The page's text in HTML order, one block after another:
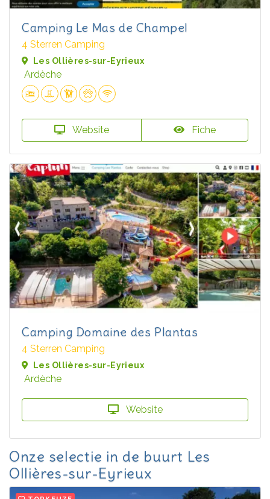
Camping Le Mas de Champel
4 Sterren Camping
Les Ollières-sur-Eyrieux
Ardèche
Website Fiche
Camping Domaine des Plantas
4 Sterren Camping
Les Ollières-sur-Eyrieux
Ardèche
Website
Onze selectie in de buurt Les
Ollières-sur-Eyrieux